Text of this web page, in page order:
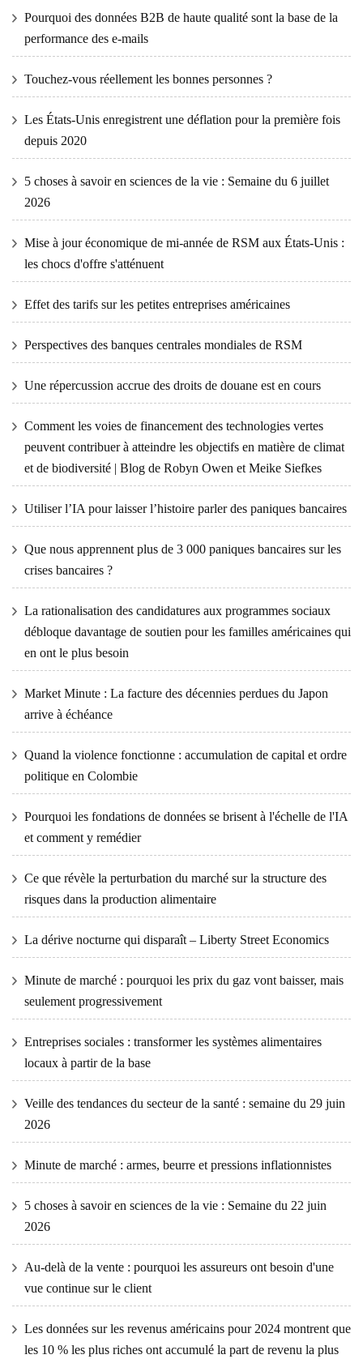
Pourquoi des données B2B de haute qualité sont la base de la
performance des e-mails
Touchez-vous réellement les bonnes personnes ?
Les États-Unis enregistrent une déflation pour la première fois
depuis 2020
5 choses à savoir en sciences de la vie : Semaine du 6 juillet
2026
Mise à jour économique de mi-année de RSM aux États-Unis :
les chocs d'offre s'atténuent
Effet des tarifs sur les petites entreprises américaines
Perspectives des banques centrales mondiales de RSM
Une répercussion accrue des droits de douane est en cours
Comment les voies de financement des technologies vertes
peuvent contribuer à atteindre les objectifs en matière de climat
et de biodiversité | Blog de Robyn Owen et Meike Siefkes
Utiliser l’IA pour laisser l’histoire parler des paniques bancaires
Que nous apprennent plus de 3 000 paniques bancaires sur les
crises bancaires ?
La rationalisation des candidatures aux programmes sociaux
débloque davantage de soutien pour les familles américaines qui
en ont le plus besoin
Market Minute : La facture des décennies perdues du Japon
arrive à échéance
Quand la violence fonctionne : accumulation de capital et ordre
politique en Colombie
Pourquoi les fondations de données se brisent à l'échelle de l'IA
et comment y remédier
Ce que révèle la perturbation du marché sur la structure des
risques dans la production alimentaire
La dérive nocturne qui disparaît – Liberty Street Economics
Minute de marché : pourquoi les prix du gaz vont baisser, mais
seulement progressivement
Entreprises sociales : transformer les systèmes alimentaires
locaux à partir de la base
Veille des tendances du secteur de la santé : semaine du 29 juin
2026
Minute de marché : armes, beurre et pressions inflationnistes
5 choses à savoir en sciences de la vie : Semaine du 22 juin
2026
Au-delà de la vente : pourquoi les assureurs ont besoin d'une
vue continue sur le client
Les données sur les revenus américains pour 2024 montrent que
les 10 % les plus riches ont accumulé la part de revenu la plus